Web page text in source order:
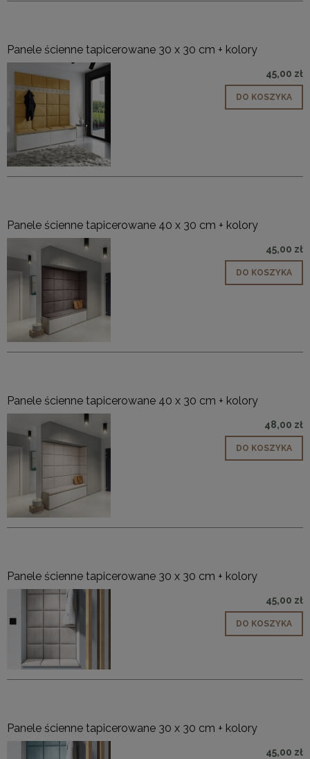
Panele ścienne tapicerowane 30 x 30 cm + kolory
45,00 zł
DO KOSZYKA
Panele ścienne tapicerowane 40 x 30 cm + kolory
45,00 zł
DO KOSZYKA
Panele ścienne tapicerowane 40 x 30 cm + kolory
48,00 zł
DO KOSZYKA
Panele ścienne tapicerowane 30 x 30 cm + kolory
45,00 zł
DO KOSZYKA
Panele ścienne tapicerowane 30 x 30 cm + kolory
45,00 zł